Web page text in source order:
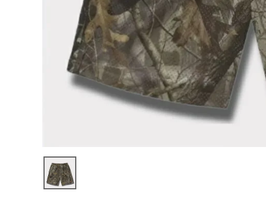
パーカー・トレーナー
ジャケット・アウター
キャップ・ハット
ニット帽・ビーニー
バックパック・リュック
パンツ・ショーツ